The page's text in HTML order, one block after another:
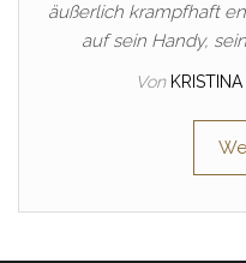
äußerlich krampfhaft
auf sein Handy,
Von KRISTINA